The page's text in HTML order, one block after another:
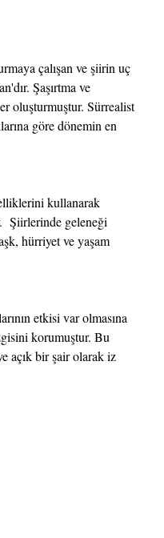
çalışan ve şiirin uç
Şaşırtma ve
oluşturmuştur. Sürrealist
göre dönemin en
kullanarak
Şiirlerinde geleneği
hürriyet ve yaşam
etkisi var olmasına
korumuştur. Bu
açık bir şair olarak iz